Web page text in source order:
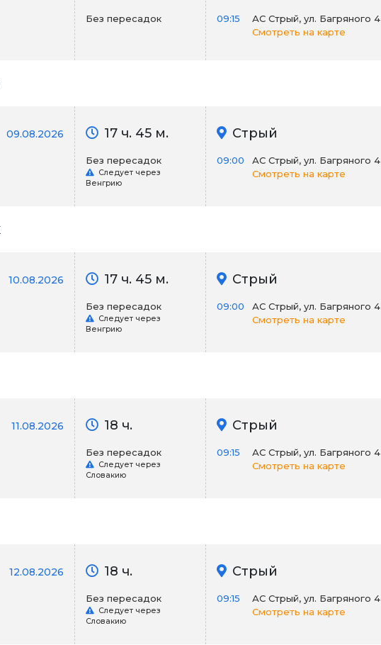
Без пересадок 09:15
АС Стрый, ул. Багряного 4
Смотреть на карте
09.08.2026 17 ч. 45 м.
Без пересадок
Следует через
Венгрию
Стрый
09:00
АС Стрый, ул. Багряного 4
Смотреть на карте
10.08.2026 17 ч. 45 м.
Без пересадок
Следует через
Венгрию
Стрый
09:00
АС Стрый, ул. Багряного 4
Смотреть на карте
11.08.2026 18 ч.
Без пересадок
Следует через
Словакию
Стрый
09:15
АС Стрый, ул. Багряного 4
Смотреть на карте
12.08.2026 18 ч.
Без пересадок
Следует через
Словакию
Стрый
09:15
АС Стрый, ул. Багряного 4
Смотреть на карте